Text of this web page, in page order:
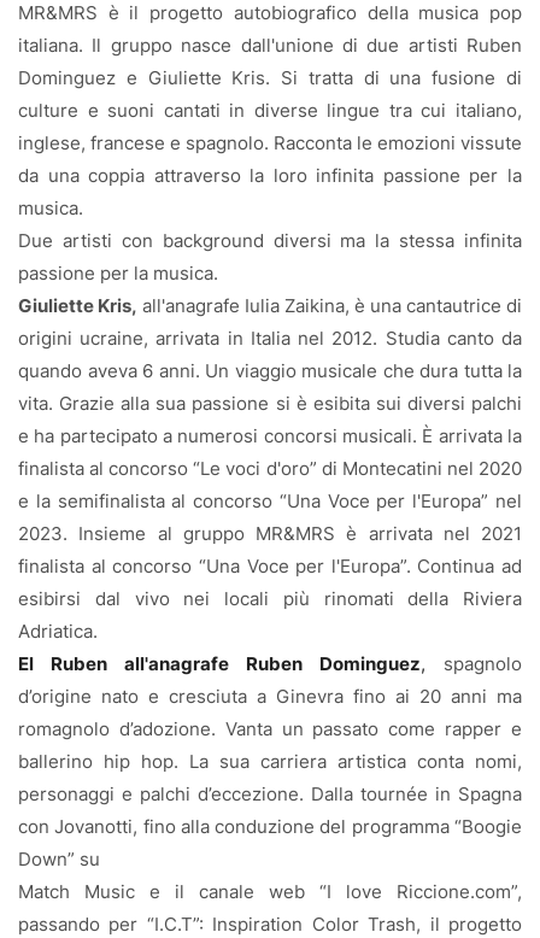
MR&MRS è il progetto autobiografico della musica pop
italiana. Il gruppo nasce dall'unione di due artisti Ruben
Dominguez e Giuliette Kris. Si tratta di una fusione di
culture e suoni cantati in diverse lingue tra cui italiano,
inglese, francese e spagnolo. Racconta le emozioni vissute
da una coppia attraverso la loro infinita passione per la
musica.
Due artisti con background diversi ma la stessa infinita
passione per la musica.
Giuliette Kris, all'anagrafe Iulia Zaikina, è una cantautrice di
origini ucraine, arrivata in Italia nel 2012. Studia canto da
quando aveva 6 anni. Un viaggio musicale che dura tutta la
vita. Grazie alla sua passione si è esibita sui diversi palchi
e ha partecipato a numerosi concorsi musicali. È arrivata la
finalista al concorso “Le voci d'oro” di Montecatini nel 2020
e la semifinalista al concorso “Una Voce per l'Europa” nel
2023. Insieme al gruppo MR&MRS è arrivata nel 2021
finalista al concorso “Una Voce per l'Europa”. Continua ad
esibirsi dal vivo nei locali più rinomati della Riviera
Adriatica.
El Ruben all'anagrafe Ruben Dominguez, spagnolo
d’origine nato e cresciuta a Ginevra fino ai 20 anni ma
romagnolo d’adozione. Vanta un passato come rapper e
ballerino hip hop. La sua carriera artistica conta nomi,
personaggi e palchi d’eccezione. Dalla tournée in Spagna
con Jovanotti, fino alla conduzione del programma “Boogie
Down” su
Match Music e il canale web “I love Riccione.com”,
passando per “I.C.T”: Inspiration Color Trash, il progetto